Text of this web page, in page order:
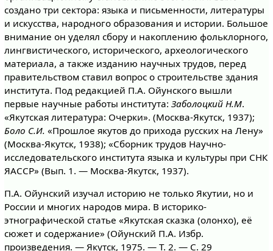
создано три сектора: языка и письменности, литературы
и искусства, народного образования и истории. Большое
внимание он уделял сбору и накоплению фольклорного,
лингвистического, исторического, археологического
материала, а также изданию научных трудов, перед
правительством ставил вопрос о строительстве здания
института. Под редакцией П.А. Ойунского вышли
первые научные работы института: Заболоцкий Н.М.
«Якутская литература: Очерки». (Москва-Якутск, 1937);
Боло С.И. «Прошлое якутов до прихода русских на Лену»
(Москва-Якутск, 1938); «Сборник трудов Научно-
исследовательского института языка и культуры при СНК
ЯАССР» (Вып. 1. — Москва-Якутск, 1937).
П.А. Ойунский изучал историю не только Якутии, но и
России и многих народов мира. В историко-
этнографической статье «Якутская сказка (олонхо), её
сюжет и содержание» (Ойунский П.А. Избр.
произведения. — Якутск, 1975. — Т. 2. — С. 29